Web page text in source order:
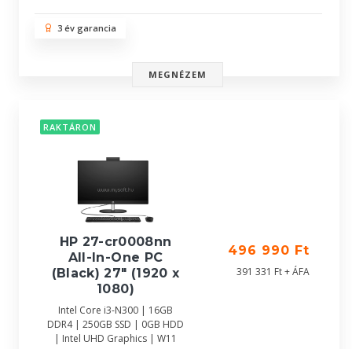
3 év garancia
MEGNÉZEM
RAKTÁRON
HP 27-cr0008nn
All-In-One PC
(Black) 27" (1920 x
1080)
Intel Core i3-N300 | 16GB
DDR4 | 250GB SSD | 0GB HDD
| Intel UHD Graphics | W11
496 990 Ft
391 331 Ft + ÁFA